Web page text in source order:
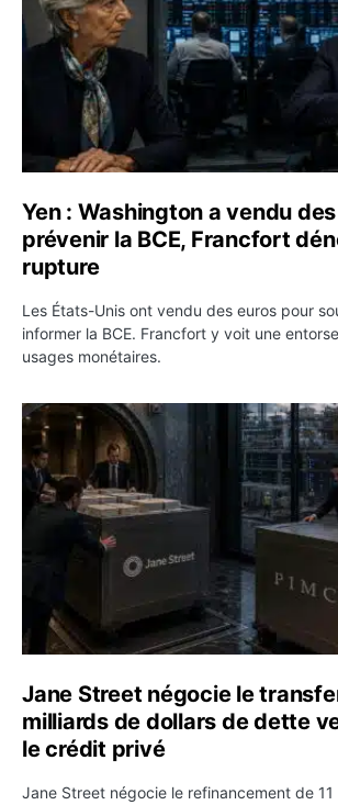
Yen : Washington a vendu
prévenir la BCE, Francfort
rupture
Les États-Unis ont vendu des euros pour
informer la BCE. Francfort y voit une
usages monétaires.
Jane Street négocie le transfert de
Jane Street négocie le
milliards de dollars de dette
le crédit privé
Jane Street négocie le refinancement de